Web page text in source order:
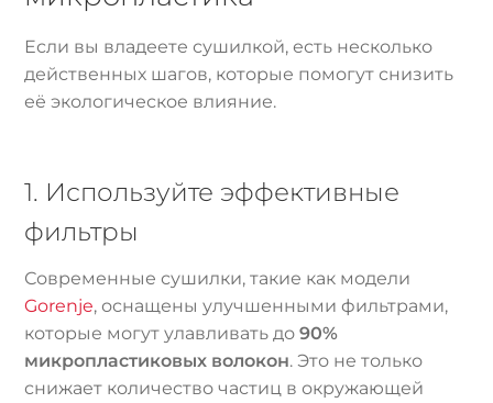
Если вы владеете сушилкой, есть несколько
действенных шагов, которые помогут снизить
её экологическое влияние.
1. Используйте эффективные
фильтры
Современные сушилки, такие как модели
Gorenje, оснащены улучшенными фильтрами,
которые могут улавливать до90%
микропластиковых волокон. Это не только
снижает количество частиц в окружающей